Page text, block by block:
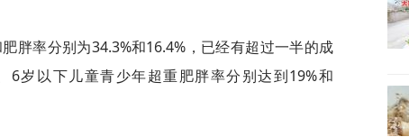
胖率分别为34.3%和16.4%，已经有超过一半的成
6岁以下儿童青少年超重肥胖率分别达到19%和